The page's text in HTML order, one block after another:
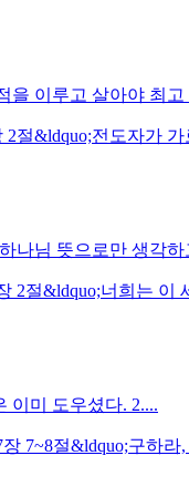
을 이루고 살아야 최고
2절&ldquo;전도자가
나님 뜻으로만 생각하
2절&ldquo;너희는 이
이미 도우셨다. 2....
7~8절&ldquo;구하라